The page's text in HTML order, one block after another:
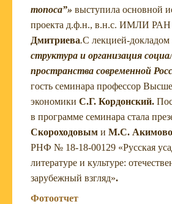
топоса”» выступила основной
проекта д.ф.н., в.н.с. ИМЛИ РАН
Дмитриева.С лекцией-докладом
структура и организация
пространства современной
гость семинара профессор
экономики С.Г. Кордонский.
в программе семинара стала
Скороходовым и М.С.
РНФ № 18-18-00129 «Русская
литературе и культуре:
зарубежный взгляд».
Фотоотчет